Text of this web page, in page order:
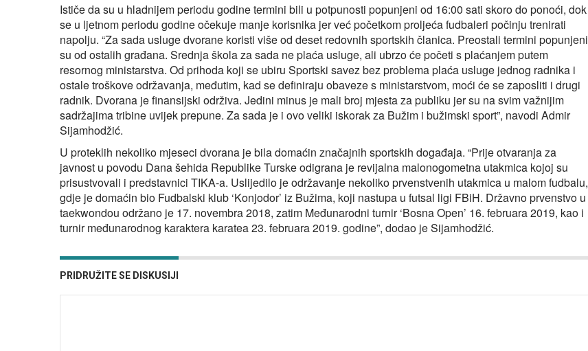
Ističe da su u hladnijem periodu godine termini bili u potpunosti popunjeni od 16:00 sati skoro do ponoći, dok
se u ljetnom periodu godine očekuje manje korisnika jer već početkom proljeća fudbaleri počinju trenirati
napolju. “Za sada usluge dvorane koristi više od deset redovnih sportskih članica. Preostali termini popunjeni
su od ostalih građana. Srednja škola za sada ne plaća usluge, ali ubrzo će početi s plaćanjem putem
resornog ministarstva. Od prihoda koji se ubiru Sportski savez bez problema plaća usluge jednog radnika i
ostale troškove održavanja, međutim, kad se definiraju obaveze s ministarstvom, moći će se zaposliti i drugi
radnik. Dvorana je finansijski održiva. Jedini minus je mali broj mjesta za publiku jer su na svim važnijim
sadržajima tribine uvijek prepune. Za sada je i ovo veliki iskorak za Bužim i bužimski sport”, navodi Admir
Sijamhodžić.
U proteklih nekoliko mjeseci dvorana je bila domaćin značajnih sportskih događaja. “Prije otvaranja za
javnost u povodu Dana šehida Republike Turske odigrana je revijalna malonogometna utakmica kojoj su
prisustvovali i predstavnici TIKA-a. Uslijedilo je održavanje nekoliko prvenstvenih utakmica u malom fudbalu,
gdje je domaćin bio Fudbalski klub ‘Konjodor’ iz Bužima, koji nastupa u futsal ligi FBiH. Državno prvenstvo u
taekwondou održano je 17. novembra 2018, zatim Međunarodni turnir ‘Bosna Open’ 16. februara 2019, kao i
turnir međunarodnog karaktera karatea 23. februara 2019. godine”, dodao je Sijamhodžić.
PRIDRUŽITE SE DISKUSIJI